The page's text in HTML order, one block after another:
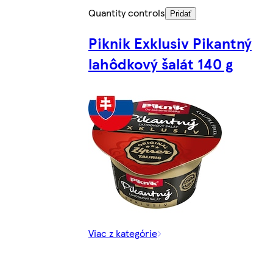
Quantity controls Pridať
Piknik Exklusiv Pikantný
lahôdkový šalát 140 g
Viac z kategórie